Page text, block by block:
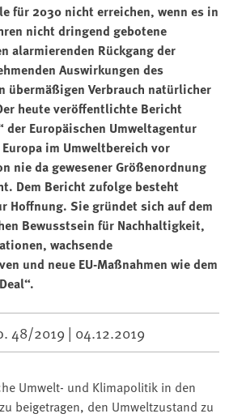
für 2030 nicht erreichen, wenn es in
nicht dringend gebotene
alarmierenden Rückgang der
Auswirkungen des
übermäßigen Verbrauch natürlicher
heute veröffentlichte Bericht
der Europäischen Umweltagentur
im Umweltbereich vor
nie da gewesener Größenordnung
Dem Bericht zufolge besteht
Hoffnung. Sie gründet sich auf dem
Bewusstsein für Nachhaltigkeit,
wachsende
und neue EU-Maßnahmen wie dem
48/2019 | 04.12.2019
Umwelt- und Klimapolitik in den
beigetragen, den Umweltzustand zu